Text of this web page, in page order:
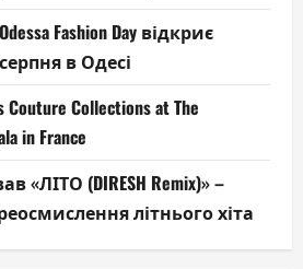
Odessa Fashion Day відкриє
в Одесі
Couture Collections at The
in France
«ЛІТО (DIRESH Remix)» –
літнього хіта